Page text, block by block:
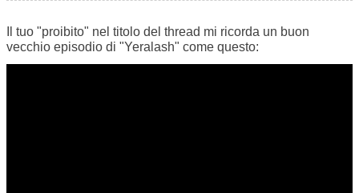
Il tuo "proibito" nel titolo del thread mi ricorda un buon
vecchio episodio di "Yeralash" come questo: